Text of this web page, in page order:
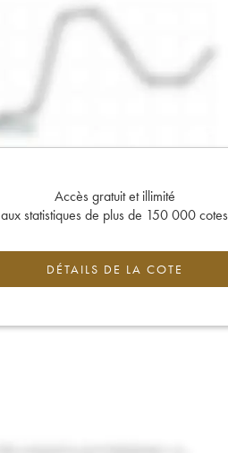
Accès gratuit et illimité
aux statistiques de plus de 150 000 cotes
DÉTAILS DE LA COTE